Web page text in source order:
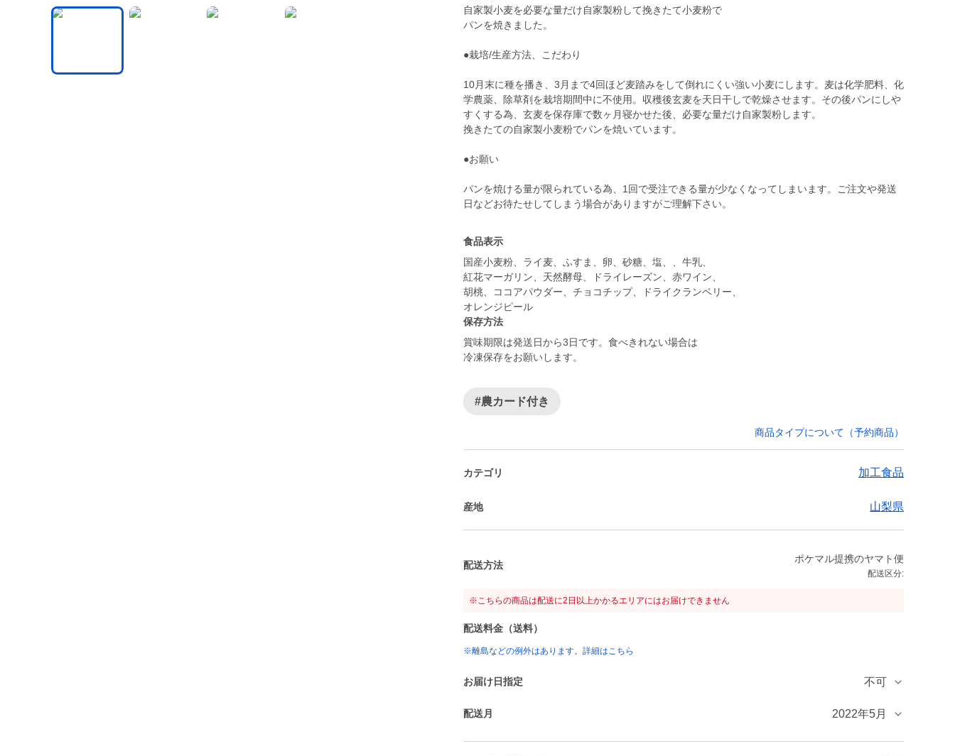
自家製小麦を必要な量だけ自家製粉して挽きたて小麦粉で
パンを焼きました。
●栽培/生産方法、こだわり
10月末に種を播き、3月まで4回ほど麦踏みをして倒れにくい強い小麦にします。麦は化学肥料、化
学農薬、除草剤を栽培期間中に不使用。収穫後玄麦を天日干しで乾燥させます。その後パンにしや
すくする為、玄麦を保存庫で数ヶ月寝かせた後、必要な量だけ自家製粉します。
挽きたての自家製小麦粉でパンを焼いています。
●お願い
パンを焼ける量が限られている為、1回で受注できる量が少なくなってしまいます。ご注文や発送
日などお待たせしてしまう場合がありますがご理解下さい。
食品表示
国産小麦粉、ライ麦、ふすま、卵、砂糖、塩、、牛乳、
紅花マーガリン、天然酵母、ドライレーズン、赤ワイン、
胡桃、ココアパウダー、チョコチップ、ドライクランベリー、
保存方法
賞味期限は発送日から3日です。食べきれない場合は
冷凍保存をお願いします。
#農カード付き
商品タイプについて（予約商品）
カテゴリ 加工食品
産地 山梨県
配送方法
ポケマル提携のヤマト便
配送区分:
※こちらの商品は配送に2日以上かかるエリアにはお届けできません
配送料金（送料）
※離島などの例外はあります。詳細はこちら
お届け日指定 不可
配送月 2022年5月